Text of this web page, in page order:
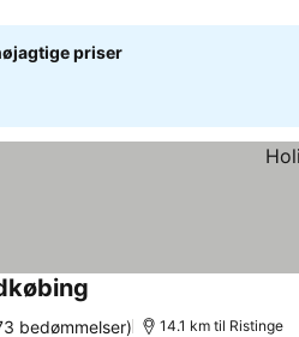
priser
bedømmelser) 14.1 km til Ristinge